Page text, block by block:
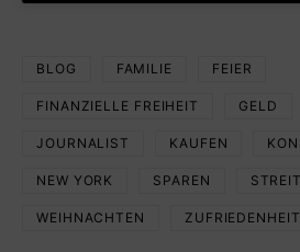
BLOG FAMILIE FEIER
FINANZIELLE FREIHEIT GELD
JOURNALIST KAUFEN
NEW YORK SPAREN STREIT
WEIHNACHTEN ZUFRIEDENHEIT